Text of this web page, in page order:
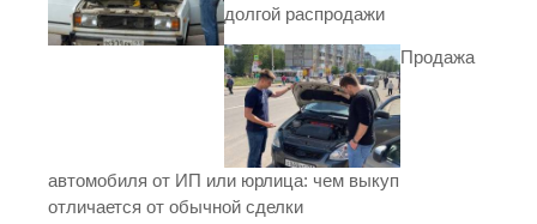
долгой распродажи
Продажа
автомобиля от ИП или юрлица: чем выкуп
отличается от обычной сделки